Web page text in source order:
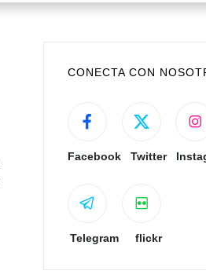
CONECTA CON
Facebook Twitter
Telegram flickr